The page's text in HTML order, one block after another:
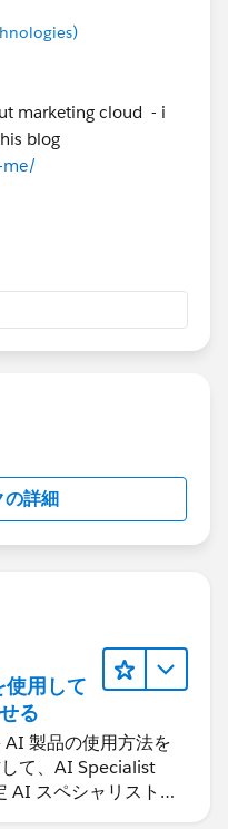
marketing cloud - i
blog
の詳細
用して
る
製品の使用方法を
て、AI Specialist
スペシャリスト資